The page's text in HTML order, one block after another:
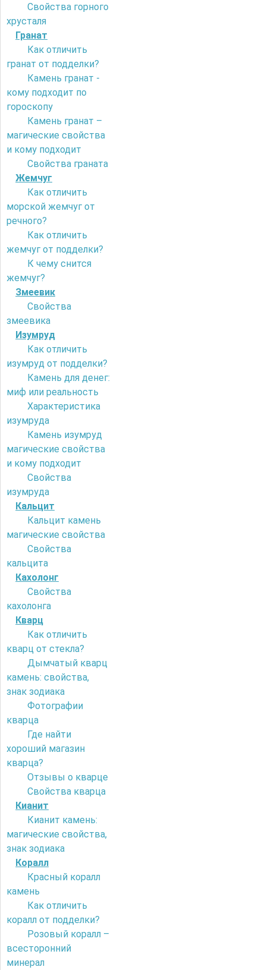
Свойства горного
хрусталя
Гранат
Как отличить
гранат от подделки?
Камень гранат -
кому подходит по
гороскопу
Камень гранат –
магические свойства
и кому подходит
Свойства граната
Жемчуг
Как отличить
морской жемчуг от
речного?
Как отличить
жемчуг от подделки?
К чему снится
жемчуг?
Змеевик
Свойства
змеевика
Изумруд
Как отличить
изумруд от подделки?
Камень для денег:
миф или реальность
Характеристика
изумруда
Камень изумруд
магические свойства
и кому подходит
Свойства
изумруда
Кальцит
Кальцит камень
магические свойства
Свойства
кальцита
Кахолонг
Свойства
кахолонга
Кварц
Как отличить
кварц от стекла?
Дымчатый кварц
камень: свойства,
знак зодиака
Фотографии
кварца
Где найти
хороший магазин
кварца?
Отзывы о кварце
Свойства кварца
Кианит
Кианит камень:
магические свойства,
знак зодиака
Коралл
Красный коралл
камень
Как отличить
коралл от подделки?
Розовый коралл –
всесторонний
минерал